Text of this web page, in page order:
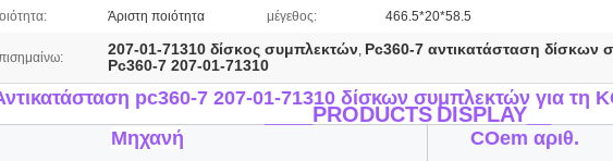
Άριστη ποιότητα μέγεθος: 466.5*20*58.5
207-01-71310 δίσκος συμπλεκτών, Pc360-7 αντικατάσταση δίσκων
Pc360-7 207-01-71310
pc360-7 207-01-71310 δίσκων συμπλεκτών για τη
____PRODUCTS DISPLAY__
Μηχανή COem αριθ.